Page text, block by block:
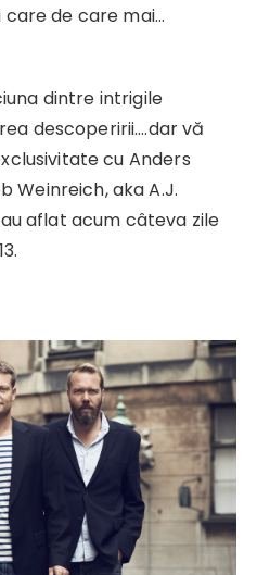
care de care mai…
dintre intrigile
descoperirii….dar vă
cu Anders
Weinreich, aka A.J.
aflat acum câteva zile